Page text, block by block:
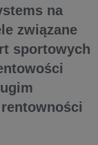
na
związane
sportowych